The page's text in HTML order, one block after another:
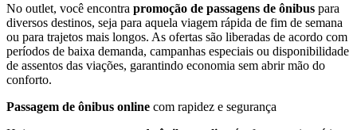
No outlet, você encontra promoção de passagens de ônibus para
diversos destinos, seja para aquela viagem rápida de fim de semana
ou para trajetos mais longos. As ofertas são liberadas de acordo com
períodos de baixa demanda, campanhas especiais ou disponibilidade
de assentos das viações, garantindo economia sem abrir mão do
conforto.
Passagem de ônibus online com rapidez e segurança